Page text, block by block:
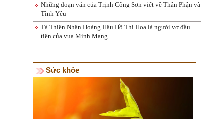
Những đoạn văn của Trịnh Công Sơn viết về Thân Phận và
Tình Yêu
Tá Thiên Nhân Hoàng Hậu Hồ Thị Hoa là người vợ đầu
tiên của vua Minh Mạng
Sức khỏe